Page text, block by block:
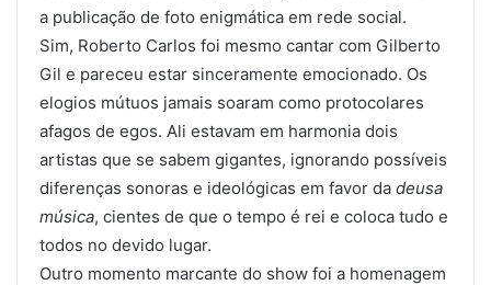
a publicação de foto enigmática em rede social.
Sim, Roberto Carlos foi mesmo cantar com Gilberto
Gil e pareceu estar sinceramente emocionado. Os
elogios mútuos jamais soaram como protocolares
afagos de egos. Ali estavam em harmonia dois
artistas que se sabem gigantes, ignorando possíveis
diferenças sonoras e ideológicas em favor da deusa
música, cientes de que o tempo é rei e coloca tudo e
todos no devido lugar.
Outro momento marcante do show foi a homenagem